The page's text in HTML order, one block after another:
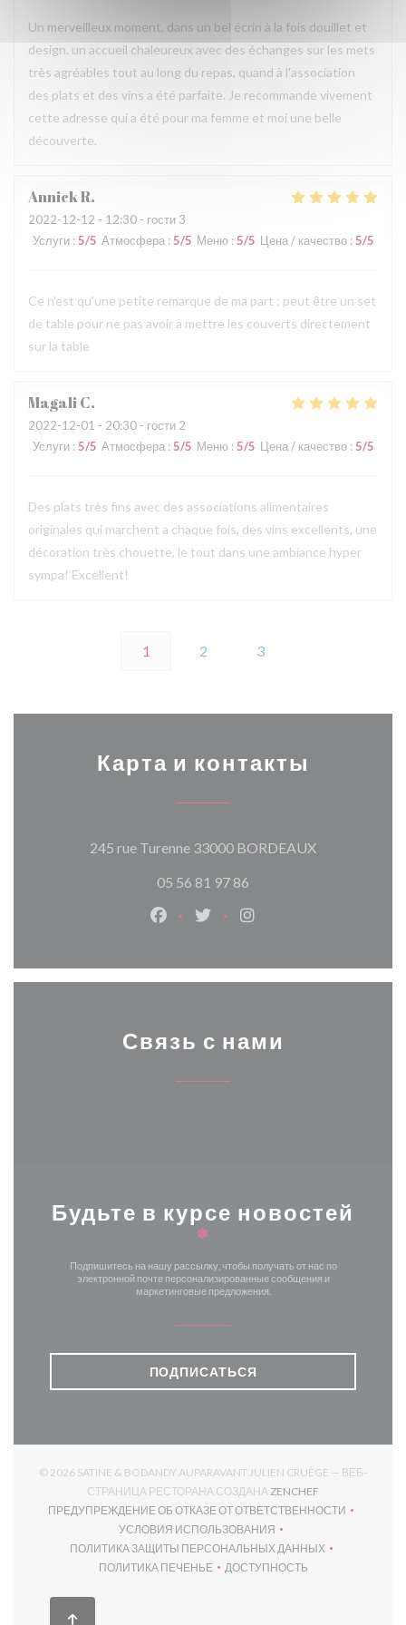
Un merveilleux moment, dans un bel écrin à la fois douillet et
design. un accueil chaleureux avec des échanges sur les mets
très agréables tout au long du repas, quand à l'association
des plats et des vins a été parfaite. Je recommande vivement
cette adresse qui a été pour ma femme et moi une belle
découverte.
AnnickR
2022-12-12 - 12:30 - гости 3
Услуги : 5/5 Атмосфера : 5/5 Меню : 5/5 Цена / качество : 5/5
Ce n'est qu'une petite remarque de ma part : peut être un set
de table pour ne pas avoir à mettre les couverts directement
sur la table
MagaliC
2022-12-01 - 20:30 - гости 2
Услуги : 5/5 Атмосфера : 5/5 Меню : 5/5 Цена / качество : 5/5
Des plats très fins avec des associations alimentaires
originales qui marchent a chaque fois, des vins excellents, une
décoration très chouette, le tout dans une ambiance hyper
sympa! Excellent!
1 2 3
Карта и контакты
245 rue Turenne 33000 BORDEAUX
05 56 81 97 86
Facebook ((открывается в новом
Twitter ((открывается в
Instagram
Связь с нами
Будьте в курсе новостей
*
Подпишитесь на нашу рассылку, чтобы получать от нас по
электронной почте персонализированные сообщения и
маркетинговые предложения.
ПОДПИСАТЬСЯ
© 2026 SATINE & BODANDY AUPARAVANT JULIEN CRUÈGE — ВЕБ-
СТРАНИЦА РЕСТОРАНА СОЗДАНАZENCHEF
ПРЕДУПРЕЖДЕНИЕ ОБ ОТКАЗЕ ОТ ОТВЕТСТВЕННОСТИ
((ОТКРЫВАЕТСЯ В НОВОМ ОКНЕ))
УСЛОВИЯ ИСПОЛЬЗОВАНИЯ
((ОТКРЫВАЕТСЯ В НОВОМ ОКНЕ))
ПОЛИТИКА ЗАЩИТЫ ПЕРСОНАЛЬНЫХ ДАННЫХ
((ОТКРЫВАЕТСЯ В НОВОМ ОКНЕ))
ПОЛИТИКА ПЕЧЕНЬЕ
((ОТКРЫВАЕТСЯ В НОВОМ ОКНЕ))
ДОСТУПНОСТЬ
((ОТКРЫВАЕТСЯ В